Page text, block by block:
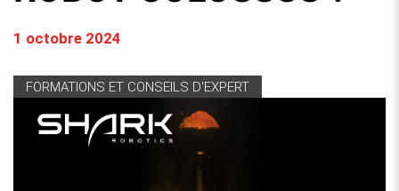
1 octobre 2024
FORMATIONS ET CONSEILS D'EXPERT